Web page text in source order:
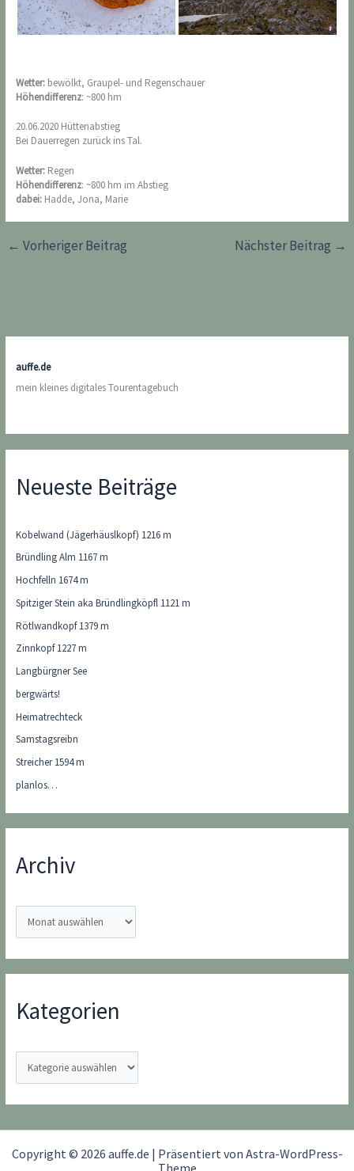
Wetter: bewölkt, Graupel- und Regenschauer
Höhendifferenz: ~800 hm
20.06.2020 Hüttenabstieg
Bei Dauerregen zurück ins Tal.
Wetter: Regen
Höhendifferenz: ~800 hm im Abstieg
dabei: Hadde, Jona, Marie
← Vorheriger Beitrag Nächster Beitrag →
auffe.de
mein kleines digitales Tourentagebuch
Neueste Beiträge
Kobelwand (Jägerhäuslkopf) 1216 m
Bründling Alm 1167 m
Hochfelln 1674 m
Spitziger Stein aka Bründlingköpfl 1121 m
Rötlwandkopf 1379 m
Zinnkopf 1227 m
Langbürgner See
bergwärts!
Heimatrechteck
Samstagsreibn
Streicher 1594 m
planlos…
Archiv
r
c
h
vKategorien
a
t
Copyright © 2026 auffe.de | Präsentiert von Astra-WordPress-